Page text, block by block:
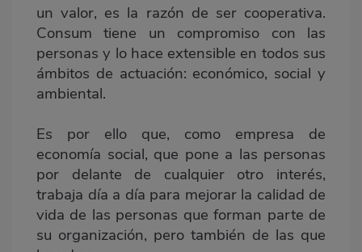
un valor, es la razón de ser cooperativa.
Consum tiene un compromiso con las
personas y lo hace extensible en todos sus
ámbitos de actuación: económico, social y
ambiental.
Es por ello que, como empresa de
economía social, que pone a las personas
por delante de cualquier otro interés,
trabaja día a día para mejorar la calidad de
vida de las personas que forman parte de
su organización, pero también de las que